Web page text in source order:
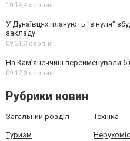
10:14,4 серпня
У Дунаївцях планують "з нуля"
закладу
09:21,3 серпня
На Камʼянеччині перейменували 6
09:12,3 серпня
Рубрики новин
Загальний розділ Техніка
Туризм